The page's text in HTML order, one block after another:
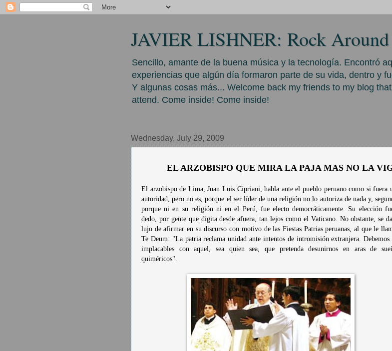
JAVIER LISHNER: Rock
Sencillo, amante de la buena música y la tecnología. Encontró
experiencias que algún día formaron parte de su vida, dentro y
Y algunas cosas más... Welcome back my friends to my blog
attend. Come inside! Come inside!
Wednesday, July 29, 2009
EL ARZOBISPO QUE MIRA LA PAJA MAS NO LA
El arzobispo de Lima, Juan Luis Cipriani, habla ante el pueblo peruano como si fuera
autoridad, pero no es, porque el ser líder de una religión no lo autoriza de nada y,
porque ni en su religión ni en el Perú, fue electo democráticamente. Su elección
dedo, por gente que digita desde afuera, tan lejos como el Vaticano. No obstante, se
lujo de afirmar en su discurso con motivo de las Fiestas Patrias peruanas, al que le
Te Deum: "La patria reclama unidad ante intentos de intromisión extranjera. Debemos
implacables con aquel, sea quien sea, que pretenda desunirnos en aras de
quiméricos".